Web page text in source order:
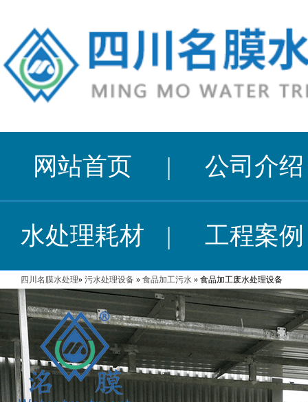
网站首页 | 公司介绍
水处理耗材 | 工程案例
四川名膜水处理» 污水处理设备 » 食品加工污水 » 食品加工废水处理设备